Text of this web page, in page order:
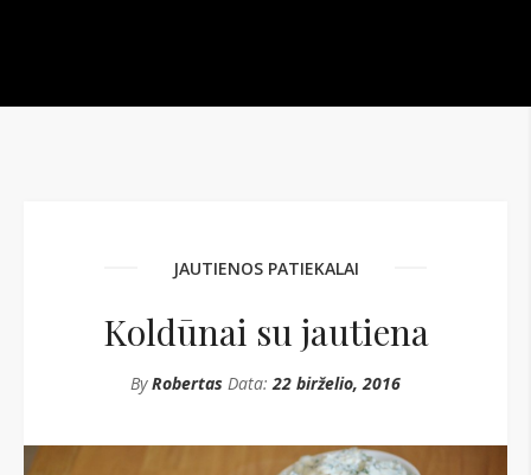
JAUTIENOS PATIEKALAI
Koldūnai su jautiena
ByRobertas Data:22 birželio, 2016